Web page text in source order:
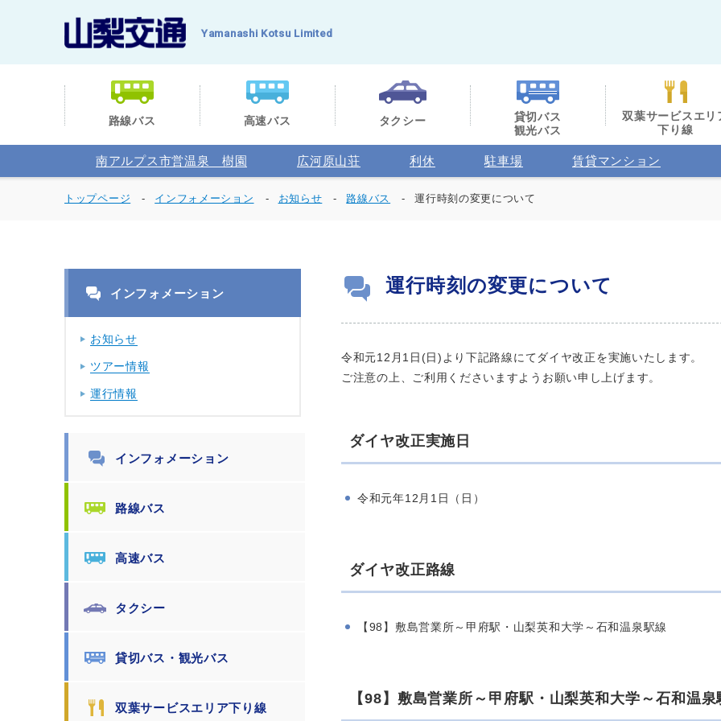
Yamanashi Kotsu Limited
路線バス 高速バス タクシー
貸切バス
観光バス
双葉サービスエリ
下り線
南アルプス市営温泉 樹園 広河原山荘 利休 駐車場 賃貸マンション
トップページ インフォメーション お知らせ 路線バス 運行時刻の変更について
運行時刻の変更について
令和元12月1日(日)より下記路線にてダイヤ改正を実施いたします。
ご注意の上、ご利用くださいますようお願い申し上げます。
ダイヤ改正実施日
令和元年12月1日（日）
ダイヤ改正路線
【98】敷島営業所～甲府駅・山梨英和大学～石和温泉駅線
【98】敷島営業所～甲府駅・山梨英和大学～石和温泉
インフォメーション
お知らせ
ツアー情報
運行情報
インフォメーション
路線バス
高速バス
タクシー
貸切バス・観光バス
双葉サービスエリア下り線